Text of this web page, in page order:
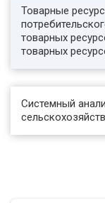
Товарные
товарных
товарных
Системный